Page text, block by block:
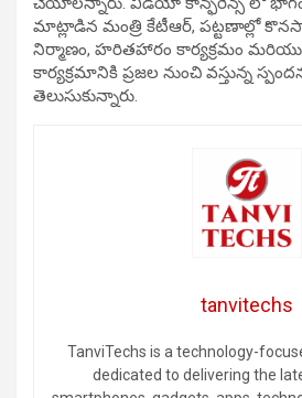
మాట్లాడిన మంత్రి కేటీఆర్, పట్టణాల్లో
నిర్మాణం, హరితహారం కార్యక్రమం
కార్యక్రమానికి ప్రజల నుంచి వస్తున్న
తెలుసుకున్నారు.
tanvitechs
TanviTechs is a technology-
dedicated to delivering the